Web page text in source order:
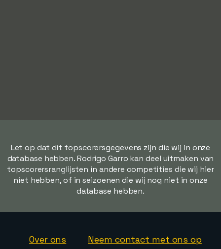
Let op dat dit topscorersgegevens zijn die wij in onze
database hebben. Rodrigo Garro kan deel uitmaken van
topscorersranglijsten in andere competities die wij hier
niet hebben, of in seizoenen die wij nog niet in onze
database hebben.
Over ons Neem contact met ons op